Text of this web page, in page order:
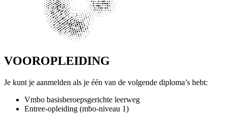
VOOROPLEIDING
Je kunt je aanmelden als je één van de volgende diploma’s hebt:
Vmbo basisberoepsgerichte leerweg
Entree-opleiding (mbo-niveau 1)